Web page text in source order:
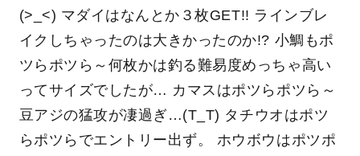
(>_<) マダイはなんとか３枚GET!! ラインブレ
イクしちゃったのは大きかったのか!? 小鯛もポ
ツらポツら～何枚かは釣る難易度めっちゃ高い
ってサイズでしたが… カマスはポツらポツら～
豆アジの猛攻が凄過ぎ…(T_T) タチウオはポツ
らポツらでエントリー出ず。 ホウボウはポツポ